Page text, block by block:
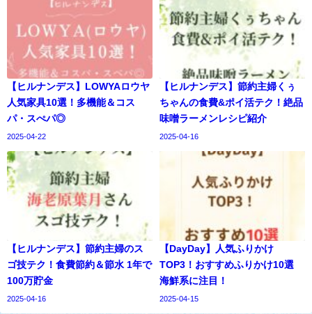
【ヒルナンデス】LOWYAロウヤ
人気家具10選！多機能＆コス
パ・スぺパ◎
2025-04-22
【ヒルナンデス】節約主婦くぅ
ちゃんの食費&ポイ活テク！絶品
味噌ラーメンレシピ紹介
2025-04-16
【ヒルナンデス】節約主婦のス
ゴ技テク！食費節約＆節水 1年で
100万貯金
2025-04-16
【DayDay】人気ふりかけ
TOP3！おすすめふりかけ10選
海鮮系に注目！
2025-04-15